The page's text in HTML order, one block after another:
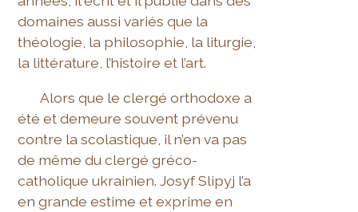
domaines aussi variés que la
théologie, la philosophie, la liturgie,
la littérature, l’histoire et l’art.
Alors que le clergé orthodoxe a
été et demeure souvent prévenu
contre la scolastique, il n’en va pas
de même du clergé gréco-
catholique ukrainien. Josyf Slipyj l’a
en grande estime et exprime en